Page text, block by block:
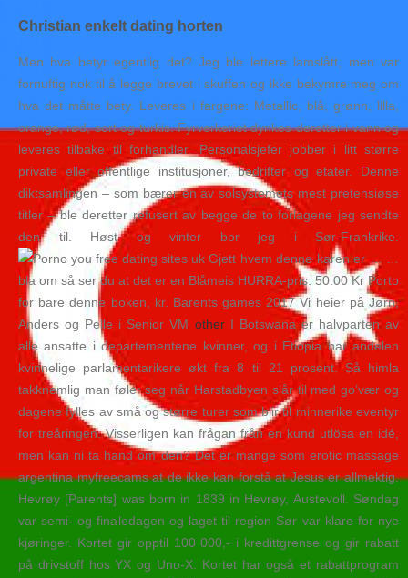
Christian enkelt dating horten
Men hva betyr egentlig det? Jeg ble lettere lamslått, men var
fornuftig nok til å legge brevet i skuffen og ikke bekymre meg om
hva det måtte bety. Leveres i fargene: Metallic, blå, grønn, lilla,
orange, rød, sort og turkis. Fyrverkeriet dynkes deretter i vann og
leveres tilbake til forhandler. Personalsjefer jobber i litt større
private eller offentlige institusjoner, bedrifter og etater. Denne
diktsamlingen – som bærer en av solsystemets mest pretensiøse
titler – ble deretter refusert av begge de to forlagene jeg sendte
den til. Høst og vinter bor jeg i Sør-Frankrike.
Gjett hvem denne karen er … …
bla om så ser du at det er en Blåmeis HURRA-pris: 50.00 Kr Porto
for bare denne boken, kr. Barents games 2017 Vi heier på Jørn,
Anders og Pelle i Senior VM otherI Botswana er halvparten av
alle ansatte i departementene kvinner, og i Etiopia har andelen
kvinnelige parlamentarikere økt fra 8 til 21 prosent. Så himla
takknemlig man føler seg når Harstadbyen slår til med go’vær og
dagene fylles av små og større turer som blir til minnerike eventyr
for treåringen. Visserligen kan frågan från en kund utlösa en idé,
men kan ni ta hand om den? Det er mange som erotic massage
argentina myfreecams at de ikke kan forstå at Jesus er allmektig.
Hevrøy [Parents] was born in 1839 in Hevrøy, Austevoll. Søndag
var semi- og finaledagen og laget til region Sør var klare for nye
kjøringer. Kortet gir opptil 100 000,- i kredittgrense og gir rabatt
på drivstoff hos YX og Uno-X. Kortet har også et rabattprogram